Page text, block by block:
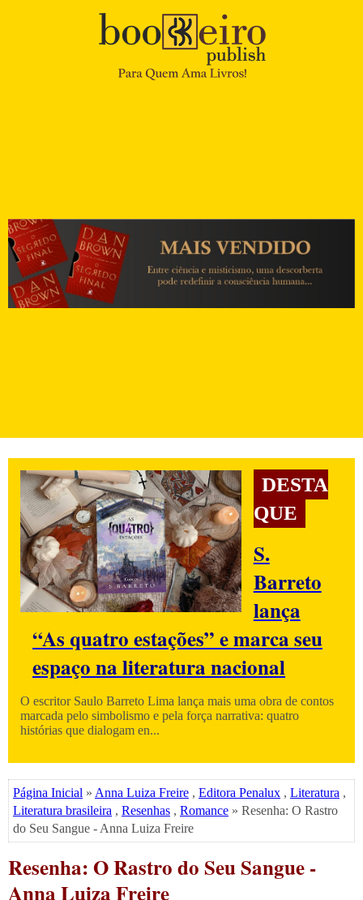
DESTA
QUE
S.
Barreto
lança
“As quatro estações” e marca seu
espaço na literatura nacional
O escritor Saulo Barreto Lima lança mais uma obra de contos
marcada pelo simbolismo e pela força narrativa: quatro
histórias que dialogam en...
Página Inicial » Anna Luiza Freire , Editora Penalux , Literatura ,
Literatura brasileira , Resenhas , Romance » Resenha: O Rastro
do Seu Sangue - Anna Luiza Freire
Resenha: O Rastro do Seu Sangue -
Anna Luiza Freire